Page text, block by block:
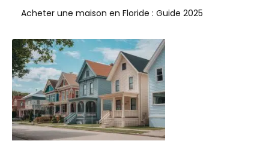
Acheter une maison en Floride : Guide 2025